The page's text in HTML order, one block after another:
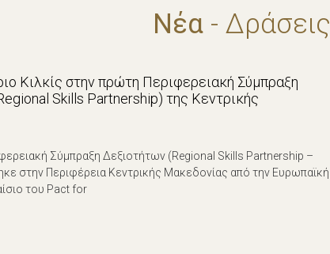
Νέα - Δράσεις
Κιλκίς στην πρώτη Περιφερειακή Σύμπραξη
Skills Partnership) της Κεντρικής
Σύμπραξη Δεξιοτήτων (Regional Skills Partnership –
στην Περιφέρεια Κεντρικής Μακεδονίας από την Ευρωπαϊκή
του Pact for